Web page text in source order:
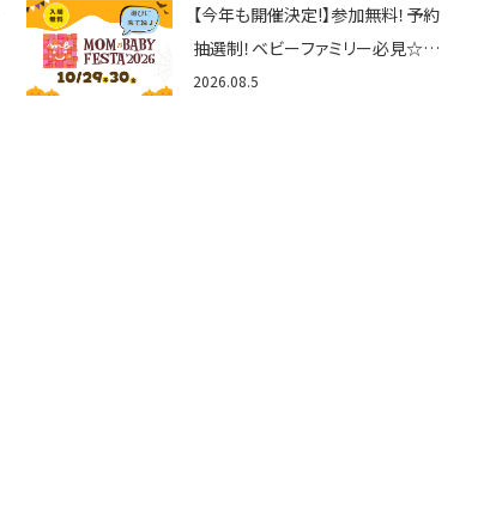
【今年も開催決定!】参加無料！予約
抽選制！ベビーファミリー必見☆入
場無料☆10/29(木)30(金)ママベ
2026.08.5